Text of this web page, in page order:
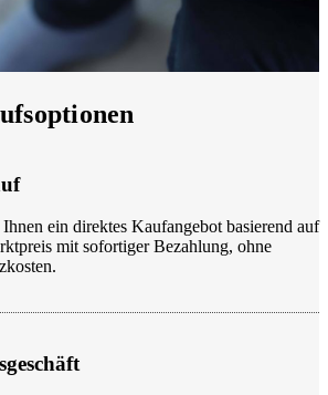
ein direktes Kaufangebot basierend auf
mit sofortiger Bezahlung, ohne